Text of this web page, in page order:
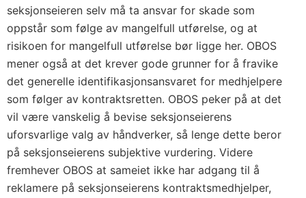
seksjonseieren selv må ta ansvar for skade som
oppstår som følge av mangelfull utførelse, og at
risikoen for mangelfull utførelse bør ligge her. OBOS
mener også at det krever gode grunner for å fravike
det generelle identifikasjonsansvaret for medhjelpere
som følger av kontraktsretten. OBOS peker på at det
vil være vanskelig å bevise seksjonseierens
uforsvarlige valg av håndverker, så lenge dette beror
på seksjonseierens subjektive vurdering. Videre
fremhever OBOS at sameiet ikke har adgang til å
reklamere på seksjonseierens kontraktsmedhjelper,